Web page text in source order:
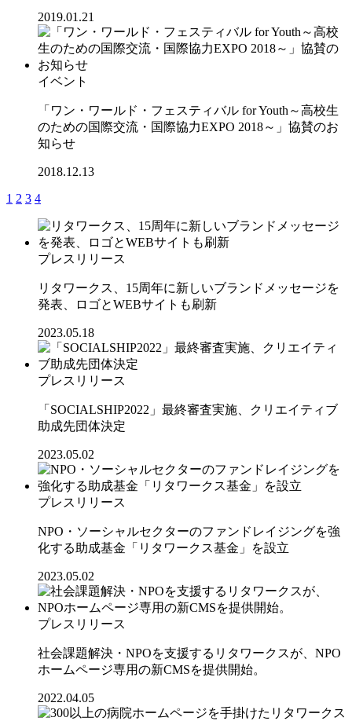
2019.01.21
イベント
「ワン・ワールド・フェスティバル for Youth～高校生
のための国際交流・国際協力EXPO 2018～」協賛のお
知らせ
2018.12.13
1 2 3 4
プレスリリース
リタワークス、15周年に新しいブランドメッセージを
発表、ロゴとWEBサイトも刷新
2023.05.18
プレスリリース
「SOCIALSHIP2022」最終審査実施、クリエイティブ
助成先団体決定
2023.05.02
プレスリリース
NPO・ソーシャルセクターのファンドレイジングを強
化する助成基金「リタワークス基金」を設立
2023.05.02
プレスリリース
社会課題解決・NPOを支援するリタワークスが、NPO
ホームページ専用の新CMSを提供開始。
2022.04.05